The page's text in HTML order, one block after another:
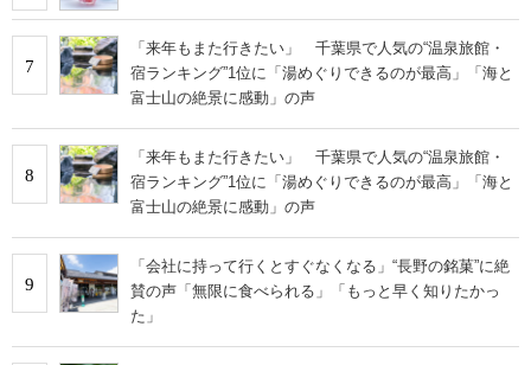
7
「来年もまた行きたい」 千葉県で人気の“温泉旅館・
宿ランキング”1位に「湯めぐりできるのが最高」「海と
富士山の絶景に感動」の声
8
「来年もまた行きたい」 千葉県で人気の“温泉旅館・
宿ランキング”1位に「湯めぐりできるのが最高」「海と
富士山の絶景に感動」の声
9
「会社に持って行くとすぐなくなる」“長野の銘菓”に絶
賛の声「無限に食べられる」「もっと早く知りたかっ
た」